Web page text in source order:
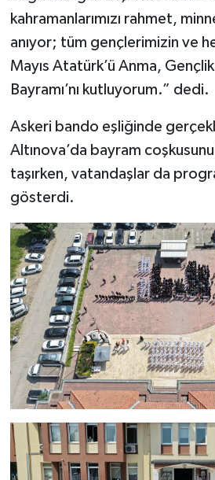
kahramanlarımızı rahmet,
anıyor; tüm gençlerimizin ve
Mayıs Atatürk’ü Anma,
Bayramı’nı kutluyorum.” dedi.
Askeri bando eşliğinde
Altınova’da bayram
taşırken, vatandaşlar da
gösterdi.